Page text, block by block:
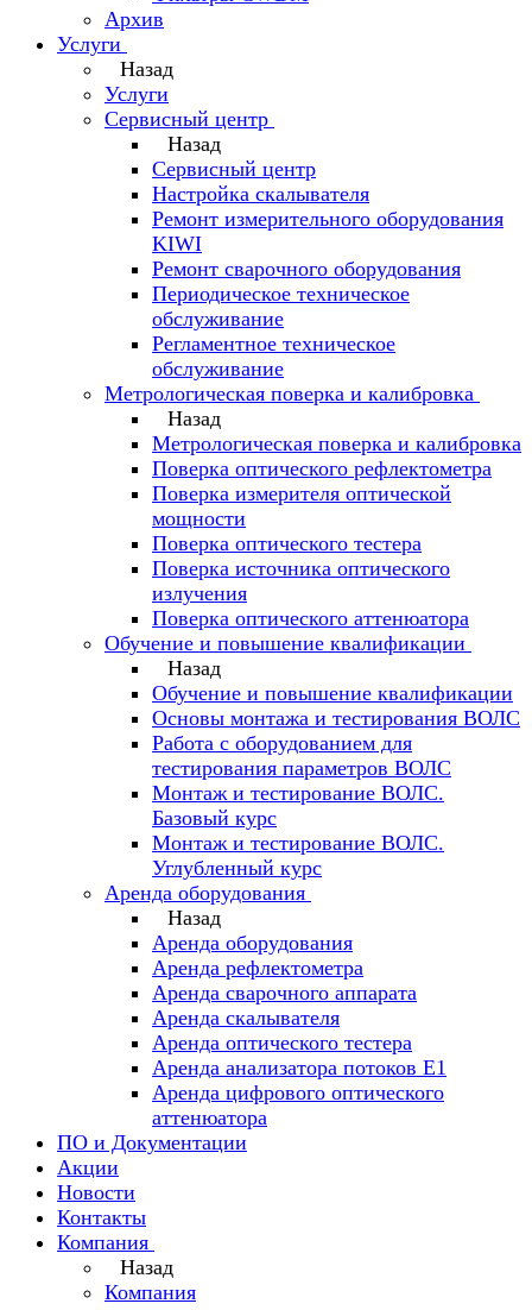
Архив
Услуги
Назад
Услуги
Сервисный центр
Назад
Сервисный центр
Настройка скалывателя
Ремонт измерительного оборудования
KIWI
Ремонт сварочного оборудования
Периодическое техническое
обслуживание
Регламентное техническое
обслуживание
Метрологическая поверка и калибровка
Назад
Метрологическая поверка и калибровка
Поверка оптического рефлектометра
Поверка измерителя оптической
мощности
Поверка оптического тестера
Поверка источника оптического
излучения
Поверка оптического аттенюатора
Обучение и повышение квалификации
Назад
Обучение и повышение квалификации
Основы монтажа и тестирования ВОЛС
Работа с оборудованием для
тестирования параметров ВОЛС
Монтаж и тестирование ВОЛС.
Базовый курс
Монтаж и тестирование ВОЛС.
Углубленный курс
Аренда оборудования
Назад
Аренда оборудования
Аренда рефлектометра
Аренда сварочного аппарата
Аренда скалывателя
Аренда оптического тестера
Аренда анализатора потоков Е1
Аренда цифрового оптического
аттенюатора
ПО и Документации
Акции
Новости
Контакты
Компания
Назад
Компания